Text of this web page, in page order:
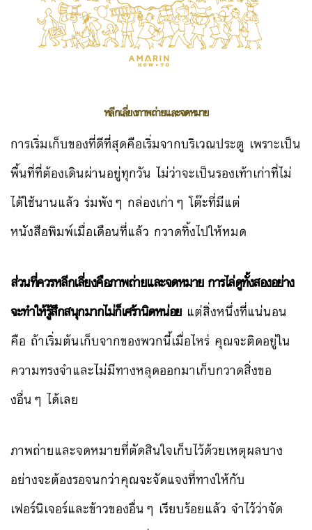
หลีกเลี่ยงภาพถ่ายและจดหมาย
การเริ่มเก็บของที่ดีที่สุดคือเริ่มจากบริเวณประตู เพราะเป็น
พื้นที่ที่ต้องเดินผ่านอยู่ทุกวัน ไม่ว่าจะเป็นรองเท้าเก่าที่ไม่
ได้ใช้นานแล้ว ร่มพังๆ กล่องเก่าๆ โต๊ะที่มีแต่
หนังสือพิมพ์เมื่อเดือนที่แล้ว กวาดทิ้งไปให้หมด
ส่วนที่ควรหลีกเลี่ยงคือภาพถ่ายและจดหมาย การไล่ดูทั้งสองอย่าง
จะทำให้รู้สึกสนุกมากไม่ก็เศร้านิดหน่อยแต่สิ่งหนึ่งที่แน่นอน
คือ ถ้าเริ่มต้นเก็บจากของพวกนี้เมื่อไหร่ คุณจะติดอยู่ใน
ความทรงจำและไม่มีทางหลุดออกมาเก็บกวาดสิ่งขอ
งอื่นๆ ได้เลย
ภาพถ่ายและจดหมายที่ตัดสินใจเก็บไว้ด้วยเหตุผลบาง
อย่างจะต้องรอจนกว่าคุณจะจัดแจงที่ทางให้กับ
เฟอร์นิเจอร์และข้าวของอื่นๆ เรียบร้อยแล้ว จำไว้ว่าจัด